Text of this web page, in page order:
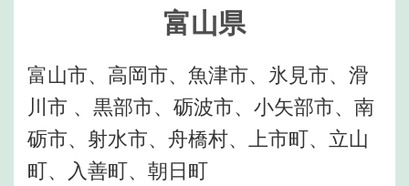
富山県
富山市、高岡市、魚津市、氷見市、滑
川市 、黒部市、砺波市、小矢部市、南
砺市、射水市、舟橋村、上市町、立山
町、入善町、朝日町